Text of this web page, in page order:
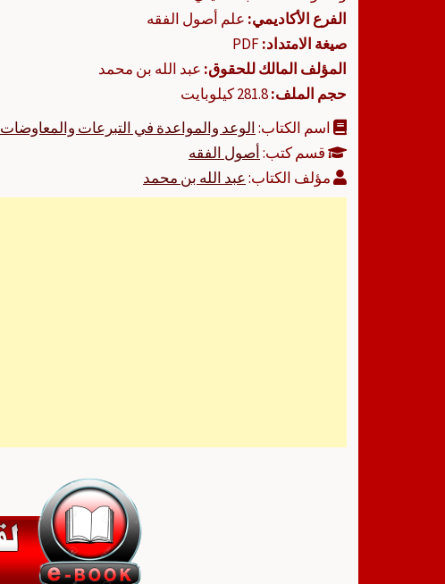
الفرع الأكاديمي: علم أصول الفقه
صيغة الامتداد:
المؤلف المالك للحقوق: عبد الله بن محمد
حجم الملف:
اسم الكتاب:الوعد والمواعدة في التبرعات والمعاوضات
قسم كتب:أصول الفقه
مؤلف الكتاب:عبد الله بن محمد